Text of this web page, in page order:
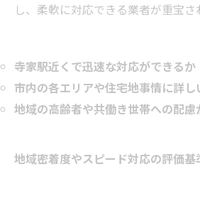
し、柔軟に対応できる業者が重宝さ
寺家駅近くで迅速な対応ができるか
市内の各エリアや住宅地事情に詳し
地域の高齢者や共働き世帯への配慮
地域密着度やスピード対応の評価基